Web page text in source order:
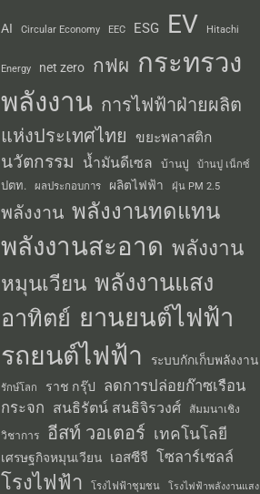
AI Circular Economy EEC ESG EV Hitachi
Energy net zero กฟผ กระทรวง
พลังงาน การไฟฟ้าฝ่ายผลิต
แห่งประเทศไทย
ขยะพลาสติก
นวัตกรรม น้ำมันดีเซล บ้านปู บ้านปู เน็กซ์
ปตท. ผลประกอบการ ผลิตไฟฟ้า ฝุ่น PM 2.5
พลังงาน พลังงานทดแทน
พลังงานสะอาด พลังงาน
หมุนเวียน พลังงานแสง
อาทิตย์ ยานยนต์ไฟฟ้า
รถยนต์ไฟฟ้า ระบบกักเก็บพลังงาน
รักษ์โลก ราช กรุ๊ป
ลดการปล่อยก๊าซเรือน
กระจก สนธิรัตน์ สนธิจิรวงศ์ สัมมนาเชิง
วิชาการ อีสท์ วอเตอร์ เทคโนโลยี
เศรษฐกิจหมุนเวียน เอสซีจี โซลาร์เซลล์
โรงไฟฟ้า โรงไฟฟ้าชุมชน โรงไฟฟ้าพลังงานแสง